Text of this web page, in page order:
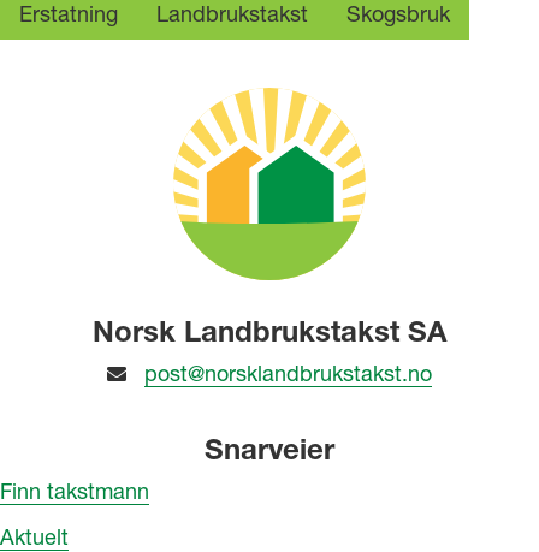
Erstatning Landbrukstakst Skogsbruk
Norsk Landbrukstakst SA
post@norsklandbrukstakst.no
Snarveier
Finn takstmann
Aktuelt